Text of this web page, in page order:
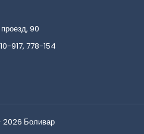
90
917, 778-154
Боливар